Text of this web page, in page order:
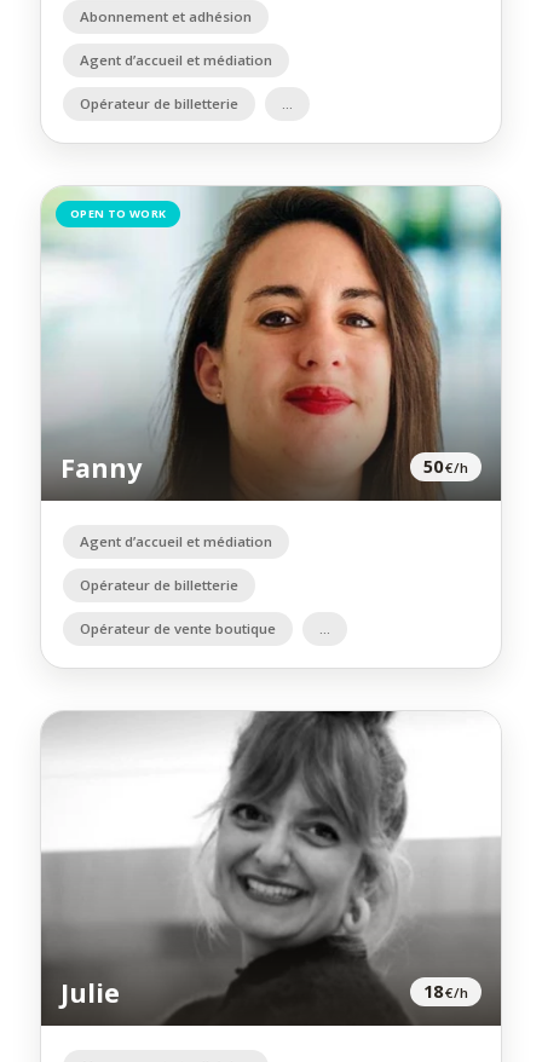
Abonnement et adhésion
Agent d’accueil et médiation
Opérateur de billetterie
OPEN TO WORK
Fanny 50€/h
Agent d’accueil et médiation
Opérateur de billetterie
Opérateur de vente boutique
Julie 18€/h